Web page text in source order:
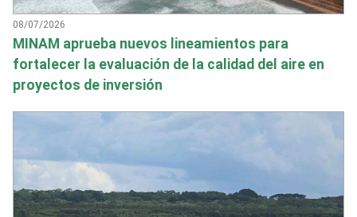
08/07/2026
MINAM aprueba nuevos lineamientos para
fortalecer la evaluación de la calidad del aire en
proyectos de inversión